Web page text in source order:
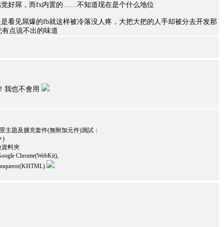
好屌，而fx内置的……不知道现在是个什么地位
看见屌爆的fb就这样被冷落没人疼，大把大把的人手却被分去开发那
有点说不出的味道
我也不會用
主題及擴充套件(無附加元件)測試：
資料夾
Chrome(WebKit),